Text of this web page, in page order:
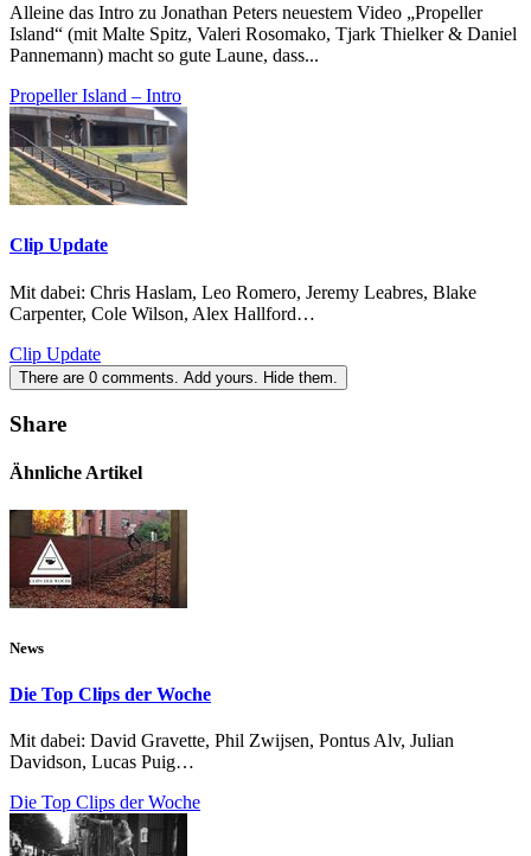
Alleine das Intro zu Jonathan Peters neuestem Video „Propeller
Island“ (mit Malte Spitz, Valeri Rosomako, Tjark Thielker & Daniel
Pannemann) macht so gute Laune, dass...
Propeller Island – Intro
Clip Update
Mit dabei: Chris Haslam, Leo Romero, Jeremy Leabres, Blake
Carpenter, Cole Wilson, Alex Hallford…
Clip Update
There are 0 comments. Add yours. Hide them.
Share
Ähnliche Artikel
News
Die Top Clips der Woche
Mit dabei: David Gravette, Phil Zwijsen, Pontus Alv, Julian
Davidson, Lucas Puig…
Die Top Clips der Woche